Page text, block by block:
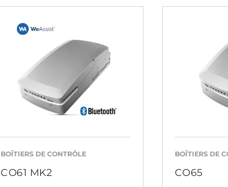
BOÎTIERS DE CONTRÔLE
CO61 MK2
BOÎTIERS DE
CO65